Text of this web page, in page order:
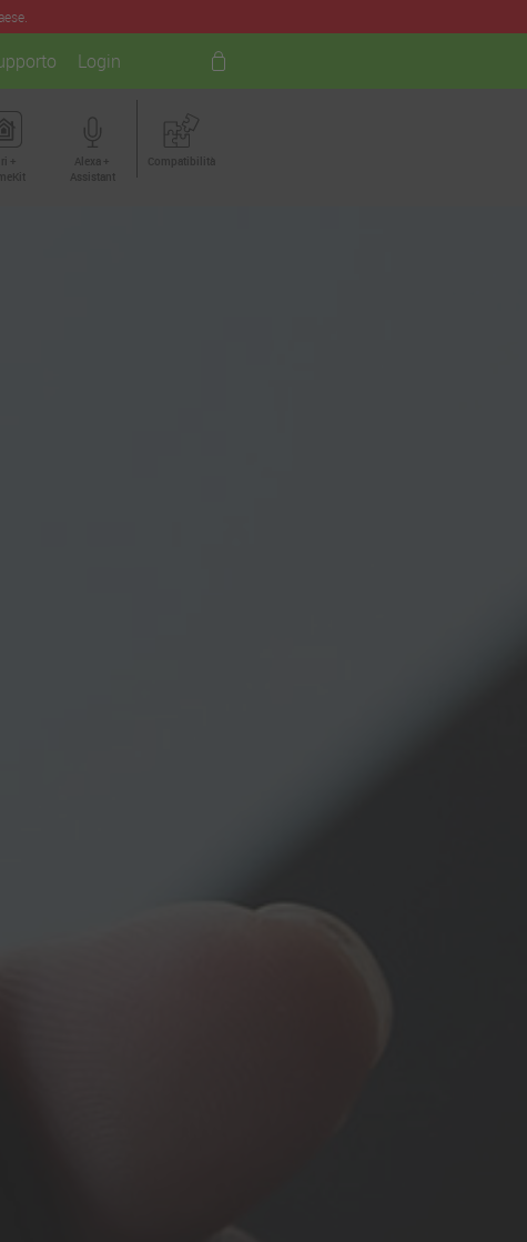
Login
+
Alexa +
Assistant
Compatibilità